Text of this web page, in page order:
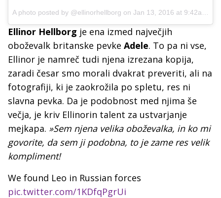
A photo posted by @ellinorhellborg on Jan 13, 2016 at 9:42am PST
Ellinor Hellborg je ena izmed največjih
oboževalk britanske pevke Adele. To pa ni vse,
Ellinor je namreč tudi njena izrezana kopija,
zaradi česar smo morali dvakrat preveriti, ali na
fotografiji, ki je zaokrožila po spletu, res ni
slavna pevka. Da je podobnost med njima še
večja, je kriv Ellinorin talent za ustvarjanje
mejkapa. »Sem njena velika oboževalka, in ko mi
govorite, da sem ji podobna, to je zame res velik
kompliment!
We found Leo in Russian forces
pic.twitter.com/1KDfqPgrUi